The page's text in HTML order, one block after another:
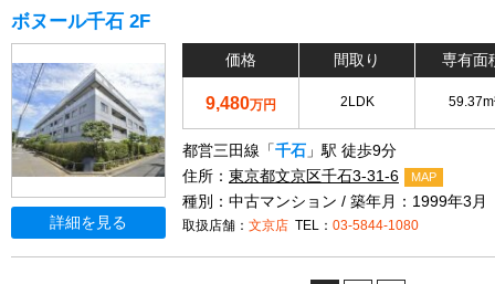
ボヌール千石 2F
詳細を見る
価格 間取り 専有面
9,480万円 2LDK
都営三田線「 千石 」駅 徒歩9分
住所： 東京都文京区千石3-31-6 MAP
種別：中古マンション / 築年月：1999年3月
取扱店舗： 文京店 TEL： 03-5844-1080